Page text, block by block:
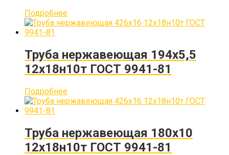
Подробнее
Труба нержавеющая 194х5,5
12х18н10т ГОСТ 9941-81
Подробнее
Труба нержавеющая 180х10
12х18н10т ГОСТ 9941-81